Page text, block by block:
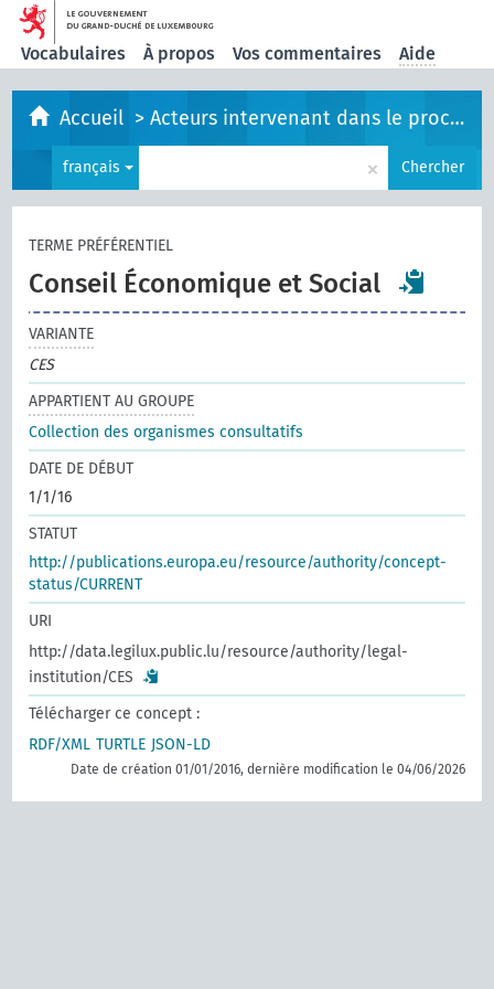
Vocabulaires À propos Vos commentaires Aide
Accueil >Acteurs intervenant dans le processus législatif
français × Chercher
TERME PRÉFÉRENTIEL
Conseil Économique et Social
VARIANTE
CES
APPARTIENT AU GROUPE
Collection des organismes consultatifs
DATE DE DÉBUT
1/1/16
STATUT
http://publications.europa.eu/resource/authority/concept-
status/CURRENT
URI
http://data.legilux.public.lu/resource/authority/legal-
institution/CES
Télécharger ce concept :
RDF/XML TURTLE JSON-LD
Date de création 01/01/2016, dernière modification le 04/06/2026